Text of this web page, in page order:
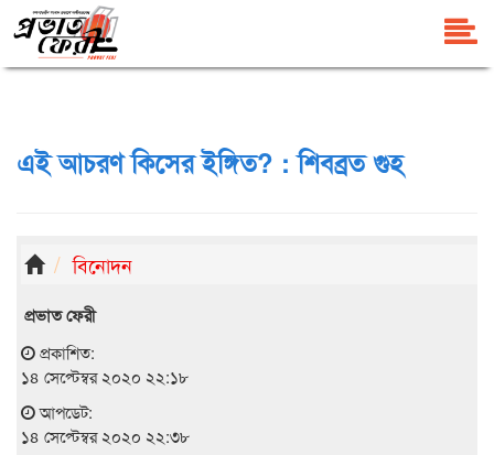
এই আচরণ কিসের ইঙ্গিত? : শিবব্রত গুহ
বিনোদন
প্রভাত ফেরী
প্রকাশিত:
১৪ সেপ্টেম্বর ২০২০ ২২:১৮
আপডেট:
১৪ সেপ্টেম্বর ২০২০ ২২:৩৮